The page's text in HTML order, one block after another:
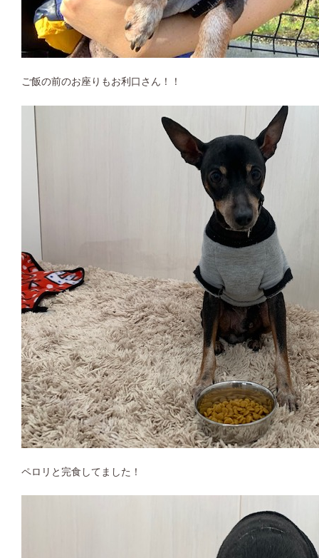
ご飯の前のお座りもお利口さん！！
ペロリと完食してました！